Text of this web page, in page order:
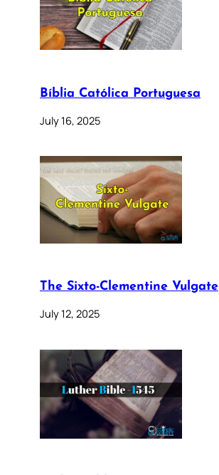
Bíblia Católica Portuguesa
July 16, 2025
The Sixto-Clementine Vulgate
July 12, 2025